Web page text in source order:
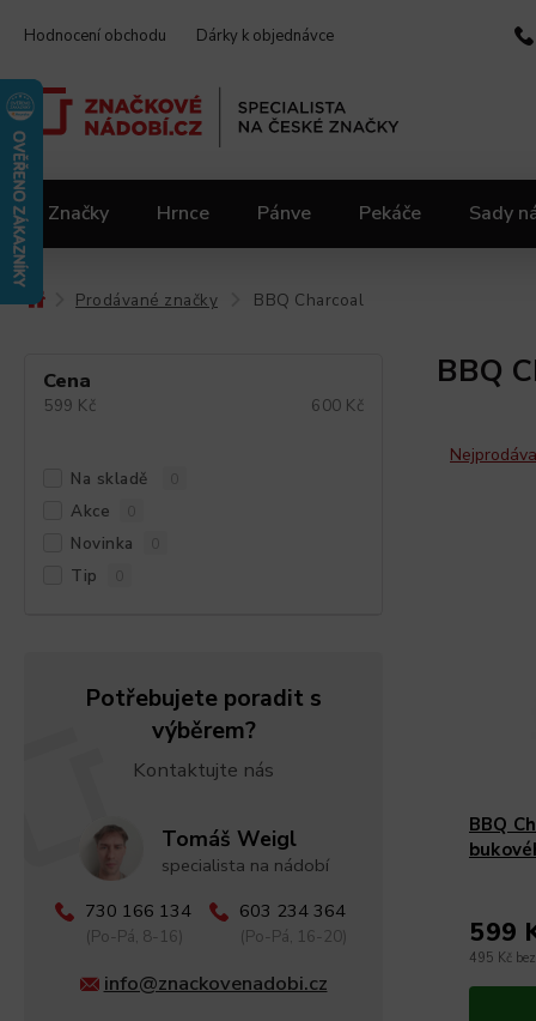
Hodnocení obchodu Dárky k objednávce
Značky Hrnce Pánve Pekáče Sady
Prodávané značky BBQ Charcoal
Cena
599 Kč 600 Kč
Na skladě
Akce
Novinka
Tip
Potřebujete poradit s
výběrem?
Kontaktujte nás
Tomáš Weigl
specialista na nádobí
730 166 134
(Po-Pá, 8-16)
603 234 364
(Po-Pá, 16-20)
info@znackovenadobi.cz
BBQ
BBQ
495 Kč
599